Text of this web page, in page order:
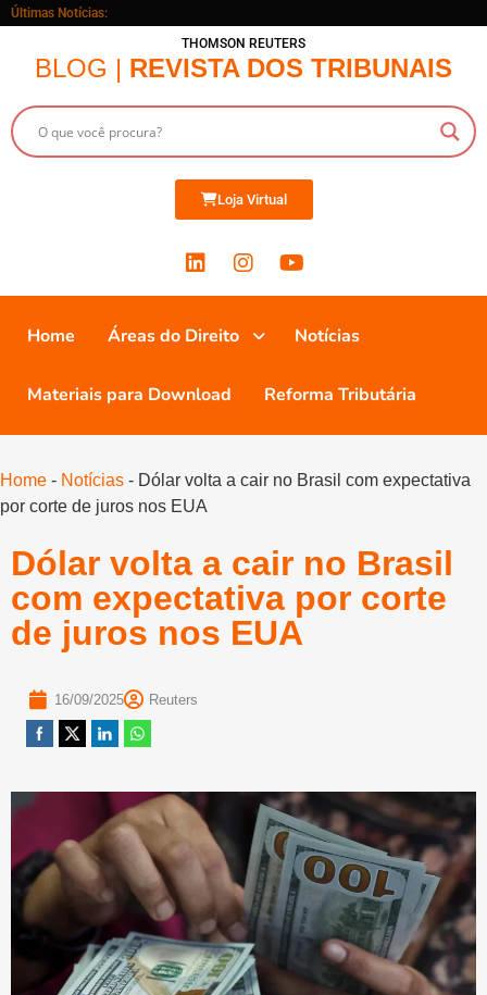
Últimas Notícias:
THOMSON REUTERS
BLOG | REVISTA DOS TRIBUNAIS
Loja Virtual
Home Áreas do Direito Notícias
Materiais para Download Reforma Tributária
Home - Notícias - Dólar volta a cair no Brasil com expectativa
por corte de juros nos EUA
Dólar volta a cair no Brasil
com expectativa por corte
de juros nos EUA
16/09/2025 Reuters